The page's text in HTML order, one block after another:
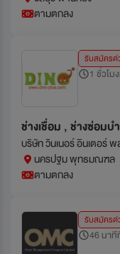
ตามตกลง
รับสมัครด่
1 ชั่วโม
ช่างเชื่อม , ช่างซ่อม
บริษัท วินเนอร์ อินเตอร์
นครปฐม พุทธมณฑล
ตามตกลง
รับสมัครด่
46 นาที